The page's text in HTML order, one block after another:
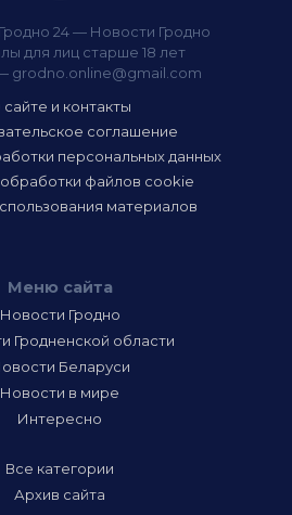
24 — Новости Гродно
для лиц старше 18 лет
grodno.online@gmail.com
и контакты
соглашение
персональных данных
файлов cookie
материалов
Меню сайта
Новости Гродно
Гродненской области
Беларуси
Новости в мире
Интересно
Все категории
Архив сайта